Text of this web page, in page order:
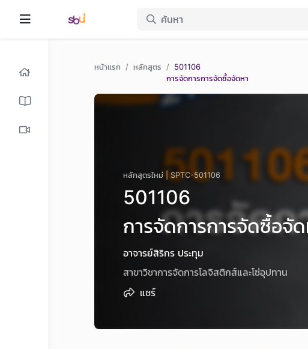
หน้าแรก หลักสูตร
501106
การจัดการการจัดซื้อจัดหา
หลักสูตรใหม่ | SPTC-501106
501106
การจัดการการจัดซื้อจั
อาจารย์สิริกร ประทุม
สาขาวิชาการจัดการโลจิสติกส์และโซ่อุปทาน
แชร์